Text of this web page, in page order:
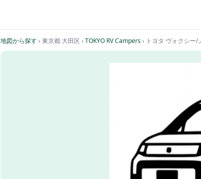
地図から探す› 東京都 大田区 › TOKYO RV Campers› トヨタ ヴォクシー/